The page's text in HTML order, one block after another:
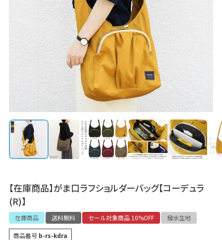
【在庫商品】がま口ラフショルダーバッグ【コーデュラ
(R)】
在庫商品 送料無料 セール対象商品 10%OFF 撥水生地
商品番号 b-rs-kdra